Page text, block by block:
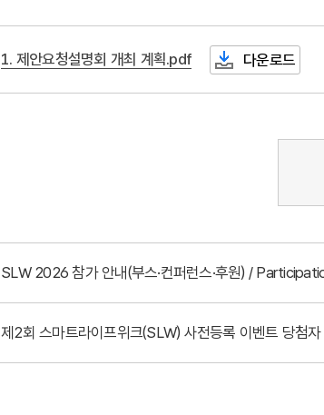
1. 제안요청설명회 개최 계획.pdf 다운로드
SLW 2026 참가 안내(부스·컨퍼런스·후원) /
제2회 스마트라이프위크(SLW) 사전등록 이벤트 당첨자